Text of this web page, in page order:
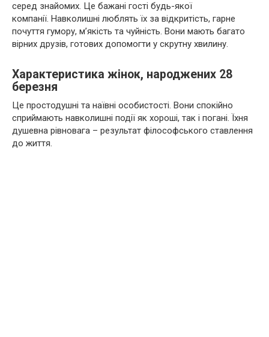
серед знайомих. Це бажані гості будь-якої
компанії. Навколишні люблять їх за відкритість, гарне
почуття гумору, м’якість та чуйність. Вони мають багато
вірних друзів, готових допомогти у скрутну хвилину.
Характеристика жінок, народжених 28
березня
Це простодушні та наївні особистості. Вони спокійно
сприймають навколишні події як хороші, так і погані. Їхня
душевна рівновага – результат філософського ставлення
до життя.